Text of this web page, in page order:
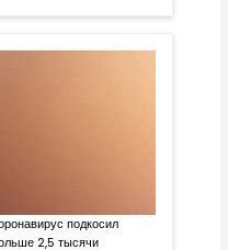
подкосил
2,5 тысячи